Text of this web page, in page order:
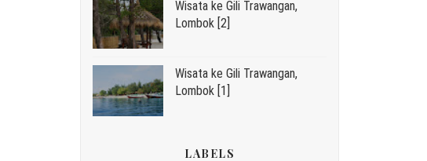
Wisata ke Gili Trawangan,
Lombok [2]
Wisata ke Gili Trawangan,
Lombok [1]
LABELS